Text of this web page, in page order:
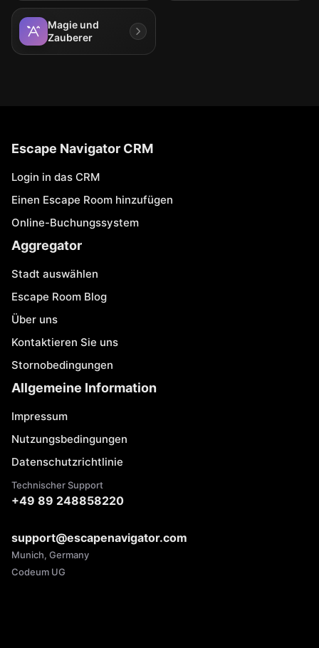
Magie und
Zauberer
Escape Navigator CRM
Login in das CRM
Einen Escape Room hinzufügen
Online-Buchungssystem
Aggregator
Stadt auswählen
Escape Room Blog
Über uns
Kontaktieren Sie uns
Stornobedingungen
Allgemeine Information
Impressum
Nutzungsbedingungen
Datenschutzrichtlinie
Technischer Support
+49 89 248858220
support@escapenavigator.com
Munich, Germany
Codeum UG